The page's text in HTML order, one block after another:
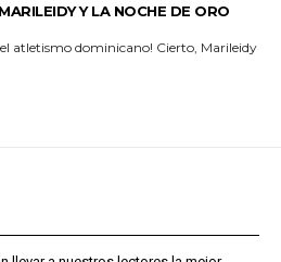
Y LA NOCHE DE ORO
atletismo dominicano! Cierto, Marileidy